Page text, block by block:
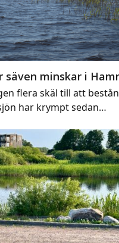
säven minskar i
flera skäl till att
har krympt sedan…